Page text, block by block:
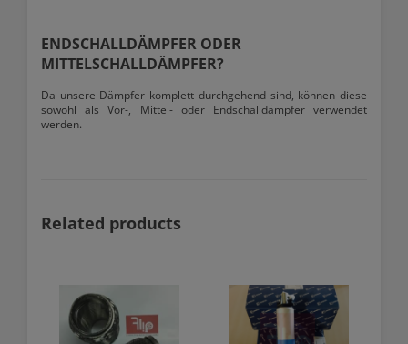
ENDSCHALLDÄMPFER ODER
MITTELSCHALLDÄMPFER?
Da unsere Dämpfer komplett durchgehend sind, können diese
sowohl als Vor-, Mittel- oder Endschalldämpfer verwendet
werden.
Related products